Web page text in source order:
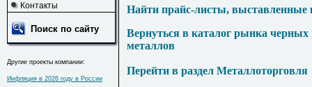
Контакты
Поиск по сайту
Другие проекты компании:
Инфляция в 2026 году в России
Найти прайс-листы, выставленные
Вернуться в каталог рынка
металлов
Перейти в раздел Металлоторговля